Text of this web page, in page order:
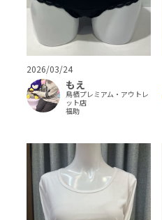
2026/03/24
もえ
鳥栖プレミアム・アウトレ
ット店
福助